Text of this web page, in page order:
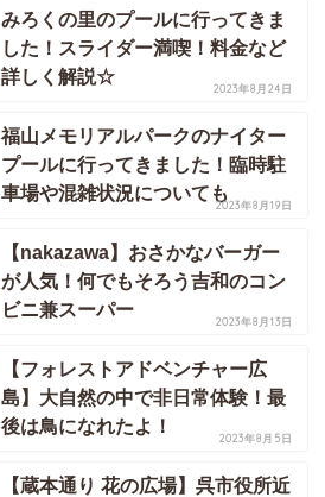
みろくの里のプールに行ってきま
した！スライダー満喫！料金など
詳しく解説☆
2023年8月24日
福山メモリアルパークのナイター
プールに行ってきました！臨時駐
車場や混雑状況についても
2023年8月19日
【nakazawa】おさかなバーガー
が人気！何でもそろう吉和のコン
ビニ兼スーパー
2023年8月13日
【フォレストアドベンチャー広
島】大自然の中で非日常体験！最
後は鳥になれたよ！
2023年8月5日
【蔵本通り 花の広場】呉市役所近